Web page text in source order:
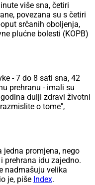
više sna, četiri
povezana su s četiri
srčanih oboljenja,
plućne bolesti (KOPB)
- 7 do 8 sati sna, 42
prehranu - imali su
dulji zdravi životni
o tome",
jedna promjena, nego
prehrana idu zajedno.
nadmašuju velika
je, piše Index.